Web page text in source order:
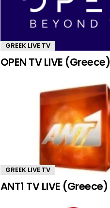
GREEK LIVE TV
OPEN TV LIVE (Greece)
GREEK LIVE TV
ANT1 TV LIVE (Greece)